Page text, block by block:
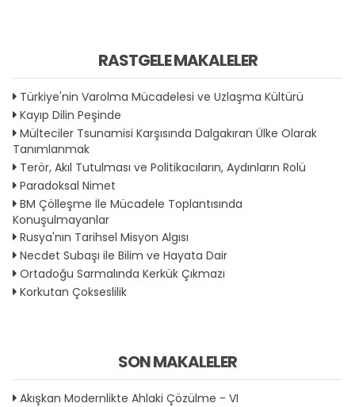
RASTGELE MAKALELER
Türkiye'nin Varolma Mücadelesi ve Uzlaşma Kültürü
Kayıp Dilin Peşinde
Mülteciler Tsunamisi Karşısında Dalgakıran Ülke Olarak
Tanımlanmak
Terör, Akıl Tutulması ve Politikacıların, Aydınların Rolü
Paradoksal Nimet
BM Çölleşme İle Mücadele Toplantısında
Konuşulmayanlar
Rusya'nın Tarihsel Misyon Algısı
Necdet Subaşı ile Bilim ve Hayata Dair
Ortadoğu Sarmalında Kerkük Çıkmazı
Korkutan Çokseslilik
SON MAKALELER
Akışkan Modernlikte Ahlaki Çözülme - VI